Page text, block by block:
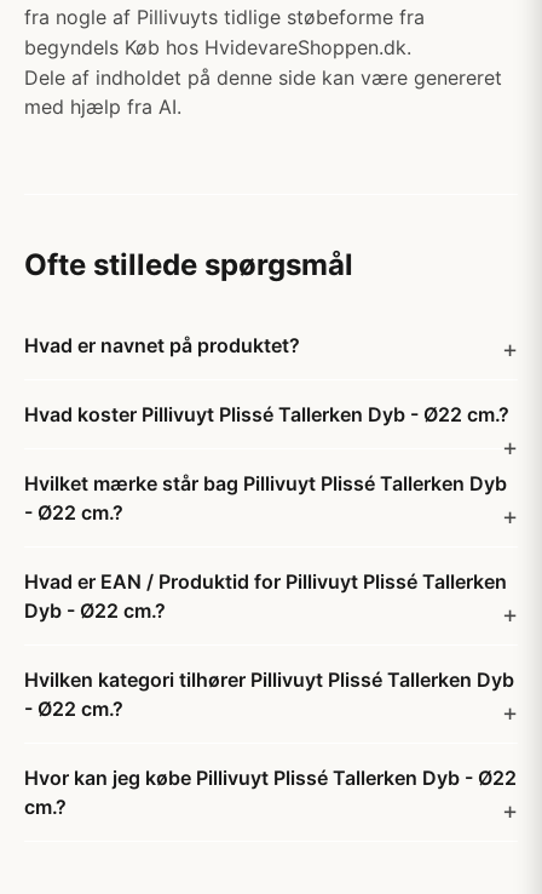
fra nogle af Pillivuyts tidlige støbeforme fra
begyndels Køb hos HvidevareShoppen.dk.
Dele af indholdet på denne side kan være genereret
med hjælp fra AI.
Ofte stillede spørgsmål
Hvad er navnet på produktet?
Hvad koster Pillivuyt Plissé Tallerken Dyb - Ø22 cm.?
Hvilket mærke står bag Pillivuyt Plissé Tallerken Dyb
- Ø22 cm.?
Hvad er EAN / Produktid for Pillivuyt Plissé Tallerken
Dyb - Ø22 cm.?
Hvilken kategori tilhører Pillivuyt Plissé Tallerken Dyb
- Ø22 cm.?
Hvor kan jeg købe Pillivuyt Plissé Tallerken Dyb - Ø22
cm.?